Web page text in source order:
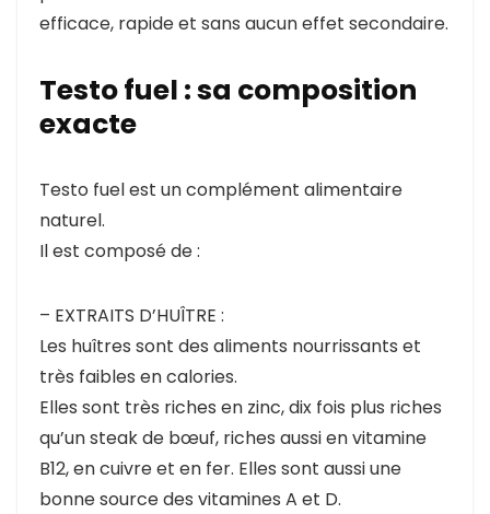
efficace, rapide et sans aucun effet secondaire.
Testo fuel : sa composition
exacte
Testo fuel est un complément alimentaire
naturel.
Il est composé de :
– EXTRAITS D’HUÎTRE :
Les huîtres sont des aliments nourrissants et
très faibles en calories.
Elles sont très riches en zinc, dix fois plus riches
qu’un steak de bœuf, riches aussi en vitamine
B12, en cuivre et en fer. Elles sont aussi une
bonne source des vitamines A et D.